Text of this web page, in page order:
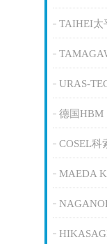
TAIHEI太
URAS-
德国HBM
COSEL科
MAEDA